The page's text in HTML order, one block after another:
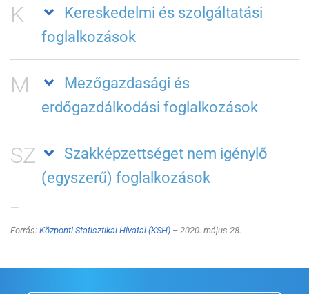
K
Kereskedelmi és szolgáltatási
foglalkozások
M
Mezőgazdasági és
erdőgazdálkodási foglalkozások
SZ
Szakképzettséget nem igénylő
(egyszerű) foglalkozások
—
Forrás: Központi Statisztikai Hivatal (KSH) – 2020. május 28.